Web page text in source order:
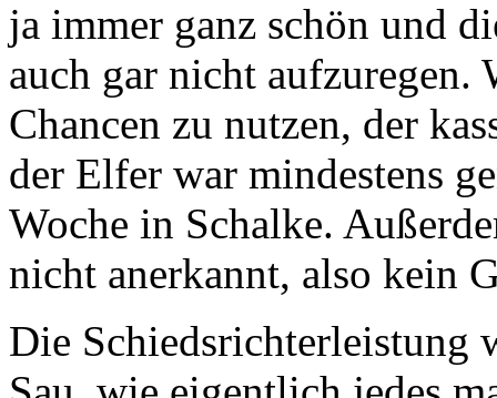
ja immer ganz schön und
auch gar nicht aufzuregen.
Chancen zu nutzen, der
der Elfer war mindestens
Woche in Schalke.
nicht anerkannt, also kein
Die Schiedsrichterleistung